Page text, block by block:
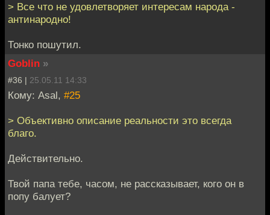
> Все что не удовлетворяет интересам народа -
антинародно!
Тонко пошутил.
Goblin »
#36 | 25.05.11 14:33
Кому: Asal, #25
> Объективно описание реальности это всегда
благо.
Действительно.
Твой папа тебе, часом, не рассказывает, кого он в
попу балует?